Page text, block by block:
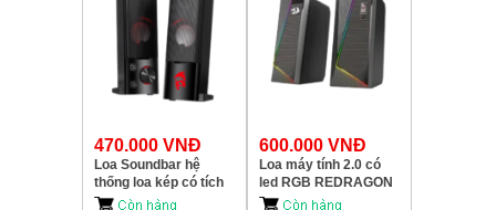
470.000 VNĐ
Loa Soundbar hệ
thống loa kép có tích
hợp LED REDRAGON
600.000 VNĐ
Loa máy tính 2.0 có
led RGB REDRAGON
ANVIL GS520